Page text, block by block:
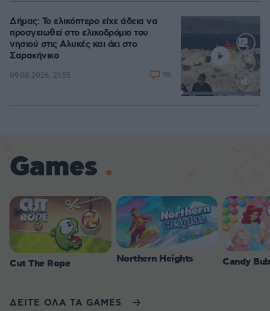
Loaded
Δήμας: Το ελικόπτερο είχε άδεια να
προσγειωθεί στο ελικοδρόμιο του
νησιού στις Αλυκές και όχι στο
Σαρακήνικο
09.08.2026, 21:55 98
Games
Cut The Rope Northern Heights Candy
ΔΕΙΤΕ ΟΛΑ ΤΑ GAMES